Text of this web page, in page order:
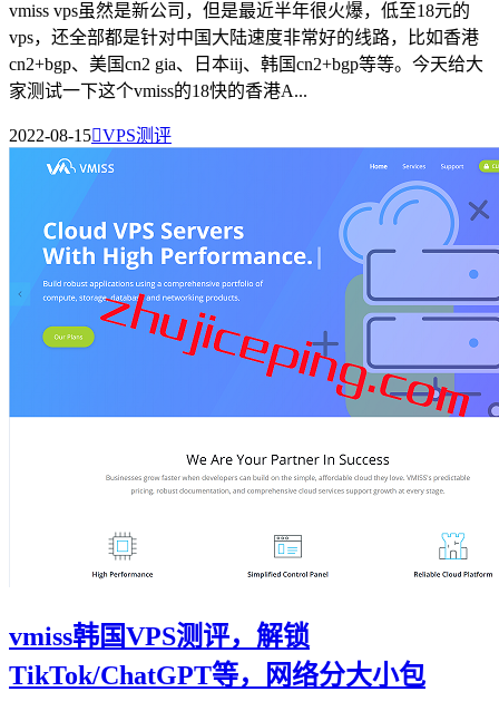
vmiss vps虽然是新公司，但是最近半年很火爆，低至18元的
vps，还全部都是针对中国大陆速度非常好的线路，比如香港
cn2+bgp、美国cn2 gia、日本iij、韩国cn2+bgp等等。今天给大
家测试一下这个vmiss的18快的香港A...
2022-08-15VPS测评
vmiss韩国VPS测评，解锁
TikTok/ChatGPT等，网络分大小包